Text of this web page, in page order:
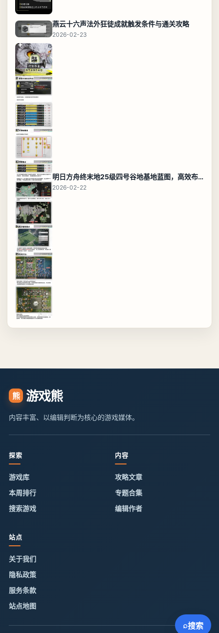
燕云十六声法外狂徒成就触发条件与通关攻略
2026-02-23
明日方舟终末地25级四号谷地基地蓝图，高效布局规划
2026-02-22
熊 游戏熊
内容丰富、以编辑判断为核心的游戏媒体。
探索
游戏库
本周排行
搜索游戏
内容
攻略文章
专题合集
编辑作者
站点
关于我们
隐私政策
服务条款
站点地图
⌕搜索